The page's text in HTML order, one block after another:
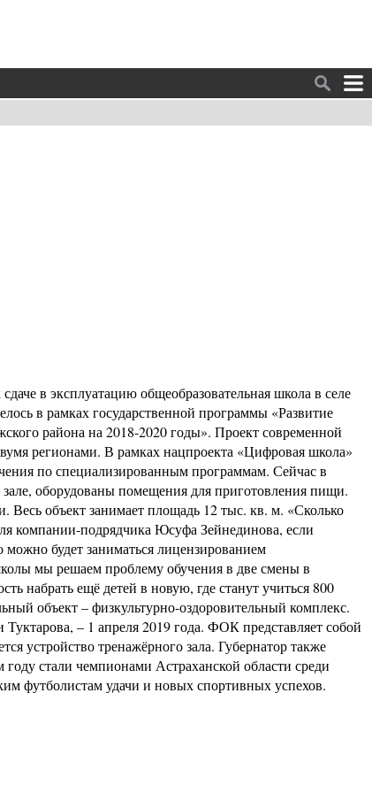
в эксплуатацию общеобразовательная школа в селе
в рамках государственной программы «Развитие
района на 2018-2020 годы». Проект современной
регионами. В рамках нацпроекта «Цифровая школа»
по специализированным программам. Сейчас в
оборудованы помещения для приготовления пищи.
объект занимает площадь 12 тыс. кв. м. «Сколько
компании-подрядчика Юсуфа Зейнединова, если
будет заниматься лицензированием
мы решаем проблему обучения в две смены в
набрать ещё детей в новую, где станут учиться 800
объект – физкультурно-оздоровительный комплекс.
– 1 апреля 2019 года. ФОК представляет собой
устройство тренажёрного зала. Губернатор также
стали чемпионами Астраханской области среди
футболистам удачи и новых спортивных успехов.